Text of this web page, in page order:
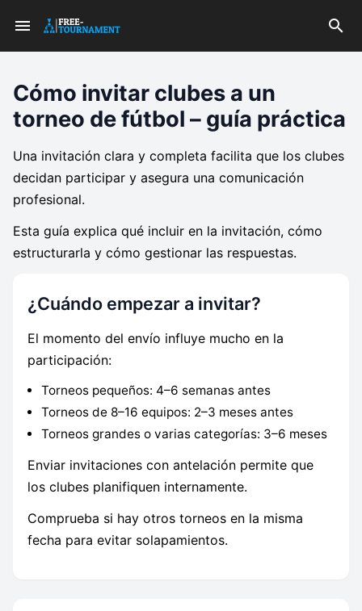
Cómo invitar clubes a un
torneo de fútbol – guía práctica
Una invitación clara y completa facilita que los clubes
decidan participar y asegura una comunicación
profesional.
Esta guía explica qué incluir en la invitación, cómo
estructurarla y cómo gestionar las respuestas.
¿Cuándo empezar a invitar?
El momento del envío influye mucho en la
participación:
Torneos pequeños: 4–6 semanas antes
Torneos de 8–16 equipos: 2–3 meses antes
Torneos grandes o varias categorías: 3–6 meses
Enviar invitaciones con antelación permite que
los clubes planifiquen internamente.
Comprueba si hay otros torneos en la misma
fecha para evitar solapamientos.